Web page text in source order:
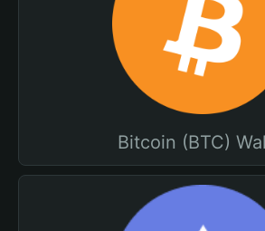
Bitcoin (BTC)